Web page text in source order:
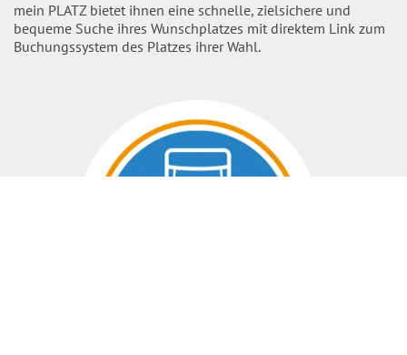
mein PLATZ bietet ihnen eine schnelle, zielsichere und
bequeme Suche ihres Wunschplatzes mit direktem Link zum
Buchungssystem des Platzes ihrer Wahl.